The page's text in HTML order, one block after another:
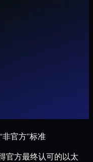
官方”标准
官方最终认可的以太